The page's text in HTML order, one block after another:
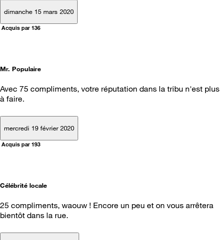
dimanche 15 mars 2020
Acquis par 136
Mr. Populaire
Avec 75 compliments, votre réputation dans la tribu n'est plus
à faire.
mercredi 19 février 2020
Acquis par 193
Célébrité locale
25 compliments, waouw ! Encore un peu et on vous arrêtera
bientôt dans la rue.